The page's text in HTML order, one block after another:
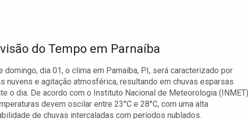
do Tempo em Parnaíba
domingo, dia 01, o clima em Parnaíba, PI, será caracterizado por
nuvens e agitação atmosférica, resultando em chuvas esparsas
o dia. De acordo com o Instituto Nacional de Meteorologia
devem oscilar entre 23°C e 28°C, com uma alta
de chuvas intercaladas com períodos nublados.